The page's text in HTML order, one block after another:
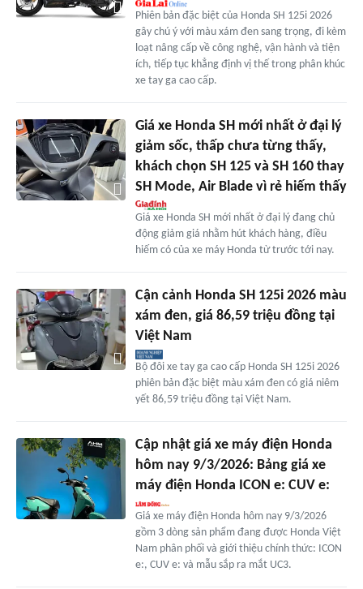
Phiên bản đặc biệt của Honda SH 125i 2026
gây chú ý với màu xám đen sang trọng, đi kèm
loạt nâng cấp về công nghệ, vận hành và tiện
ích, tiếp tục khẳng định vị thế trong phân khúc
xe tay ga cao cấp.
Giá xe Honda SH mới nhất ở đại lý
giảm sốc, thấp chưa từng thấy,
khách chọn SH 125 và SH 160 thay
SH Mode, Air Blade vì rẻ hiếm thấy
Giá xe Honda SH mới nhất ở đại lý đang chủ
động giảm giá nhằm hút khách hàng, điều
hiếm có của xe máy Honda từ trước tới nay.
Cận cảnh Honda SH 125i 2026 màu
xám đen, giá 86,59 triệu đồng tại
Việt Nam
Bộ đôi xe tay ga cao cấp Honda SH 125i 2026
phiên bản đặc biệt màu xám đen có giá niêm
yết 86,59 triệu đồng tại Việt Nam.
Cập nhật giá xe máy điện Honda
hôm nay 9/3/2026: Bảng giá xe
máy điện Honda ICON e: CUV e:
Giá xe máy điện Honda hôm nay 9/3/2026
gồm 3 dòng sản phẩm đang được Honda Việt
Nam phân phối và giới thiệu chính thức: ICON
e:, CUV e: và mẫu sắp ra mắt UC3.